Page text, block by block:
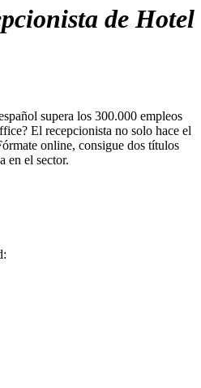
de Hotel
supera los 300.000 empleos
El recepcionista no solo hace el
online, consigue dos títulos
en el sector.